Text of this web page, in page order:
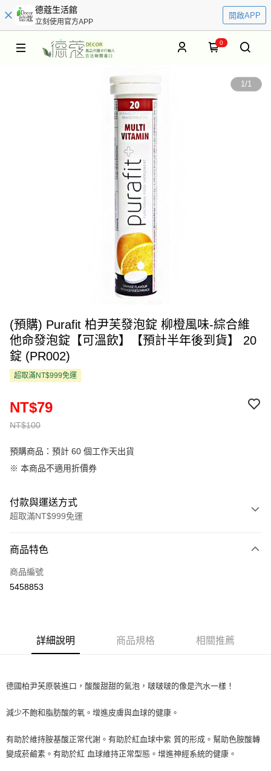
德蔻生活館
立刻使用官方APP
開啟APP
0
1/1
(預購) Purafit 柏尹芙發泡錠 柳橙風味-綜合維
他命發泡錠【可溫飲】【預計半年後到貨】 20
錠 (PR002)
超取滿NT$999免運
NT$100
NT$79
預購商品：預計 60 個工作天出貨
※ 本商品不適用折價券
付款與運送方式
超取滿NT$999免運
信用卡一次付款
超商取貨付款
街口支付
Google Pay
ATM付款
運送方式
商品特色
商品編號
5458853
詳細說明 商品規格 相關推薦
德國柏尹芙原裝進口，酸酸甜甜的氣泡，啵啵啵的像是汽水一樣！
減少不飽和脂肪酸的氧。增進皮膚與血球的健康。
有助於維持胺基酸正常代謝。有助於紅血球中紫 質的形成。幫助色胺酸轉
變成菸鹼素。有助於紅 血球維持正常型態。增進神經系統的健康。